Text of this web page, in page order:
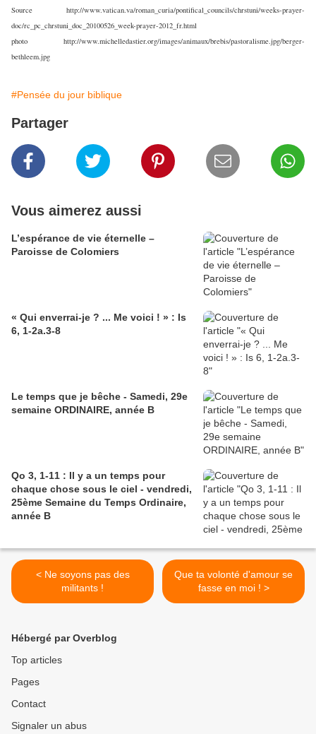
Source http://www.vatican.va/roman_curia/pontifical_councils/chrstuni/weeks-prayer-
doc/rc_pc_chrstuni_doc_20100526_week-prayer-2012_fr.html
photo http://www.michelledastier.org/images/animaux/brebis/pastoralisme.jpg/berger-
bethleem.jpg
#Pensée du jour biblique
Partager
Vous aimerez aussi
L’espérance de vie éternelle –
Paroisse de Colomiers
« Qui enverrai-je ? ... Me voici ! » : Is
6, 1-2a.3-8
Le temps que je bêche - Samedi, 29e
semaine ORDINAIRE, année B
Qo 3, 1-11 : Il y a un temps pour
chaque chose sous le ciel - vendredi,
25ème Semaine du Temps Ordinaire,
année B
< Ne soyons pas des
militants !
Que ta volonté d'amour se
fasse en moi ! >
Hébergé par Overblog
Top articles
Pages
Contact
Signaler un abus